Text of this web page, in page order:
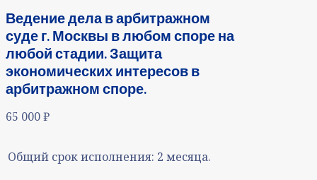
Ведение дела в арбитражном
суде г. Москвы в любом споре на
любой стадии. Защита
экономических интересов в
арбитражном споре.
65 000₽
Общий срок исполнения: 2 месяца.